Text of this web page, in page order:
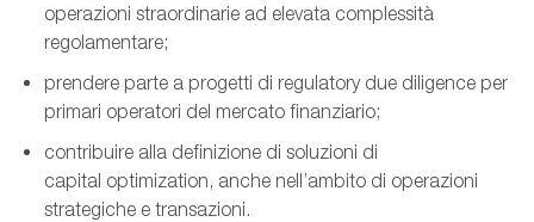
operazioni straordinarie ad elevata complessità
regolamentare;
prendere parte a progetti di regulatory due diligence per
primari operatori del mercato finanziario;
contribuire alla definizione di soluzioni di
capital optimization, anche nell’ambito di operazioni
strategiche e transazioni.